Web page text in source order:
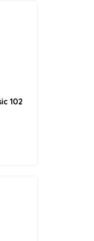
102